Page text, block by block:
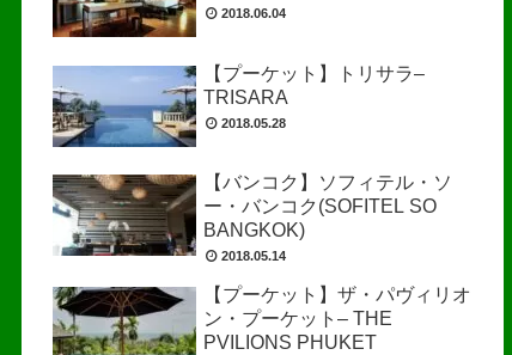
2018.06.04
【プーケット】トリサラ–
TRISARA
2018.05.28
【バンコク】ソフィテル・ソ
ー・バンコク(SOFITEL SO
BANGKOK)
2018.05.14
【プーケット】ザ・パヴィリオ
ン・プーケット– THE
PVILIONS PHUKET